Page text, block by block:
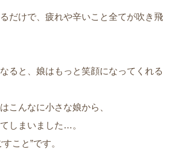
だけで、疲れや辛いこと全てが吹き飛
ると、娘はもっと笑顔になってくれる
こんなに小さな娘から、
しまいました…。
こと”です。